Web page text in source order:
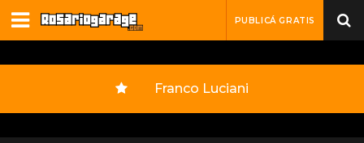
PUBLICÁ GRATIS
Franco Luciani